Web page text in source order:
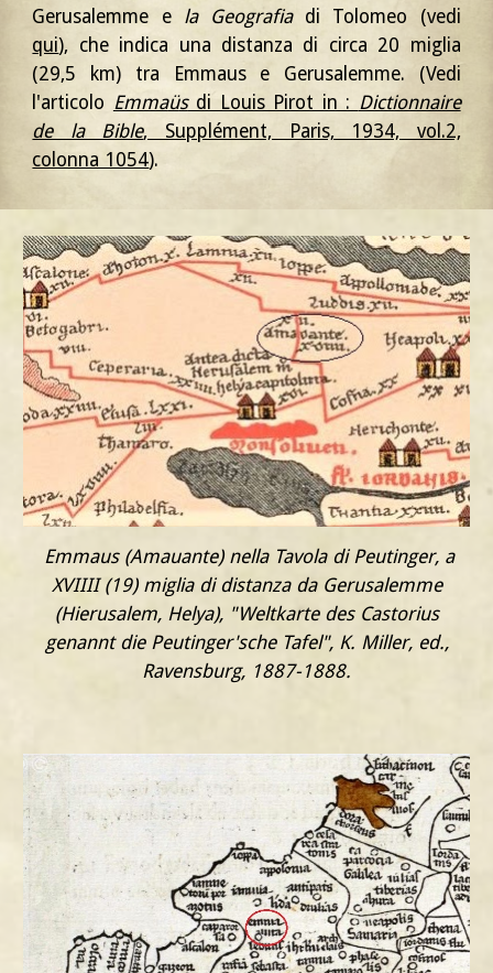
Gerusalemme e la Geografiadi Tolomeo (vedi
qui), che indica una distanza di circa 20 miglia
(29,5 km) tra Emmaus e Gerusalemme. (Vedi
l'articolo Emmaüsdi Louis Pirot in : Dictionnaire
de la Bible, Supplément, Paris, 1934, vol.2,
colonna 1054).
Emmaus (Amauante) nella Tavola di Peutinger, a
XVIIII (19) miglia di distanza da Gerusalemme
(Hierusalem, Helya), "Weltkarte des Castorius
genannt die Peutinger'sche Tafel", K. Miller, ed.,
Ravensburg, 1887-1888.